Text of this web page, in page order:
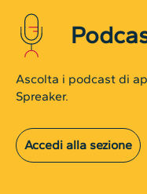
Ascolta i podcast di
Spreaker.
Accedi alla sezione